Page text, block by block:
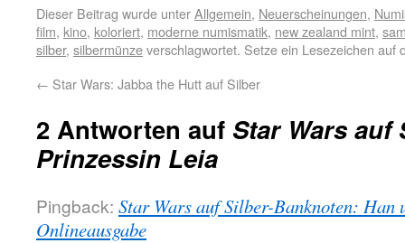
Dieser Beitrag wurde unterAllgemein, Neuerscheinungen,
film, kino, koloriert, moderne numismatik, new zealand mint,
silber, silbermünzeverschlagwortet. Setze ein Lesezeichen auf
← Star Wars: Jabba the Hutt auf Silber
2 Antworten auf Star Wars auf
Prinzessin Leia
Pingback: Star Wars auf Silber-Banknoten: Han
Onlineausgabe